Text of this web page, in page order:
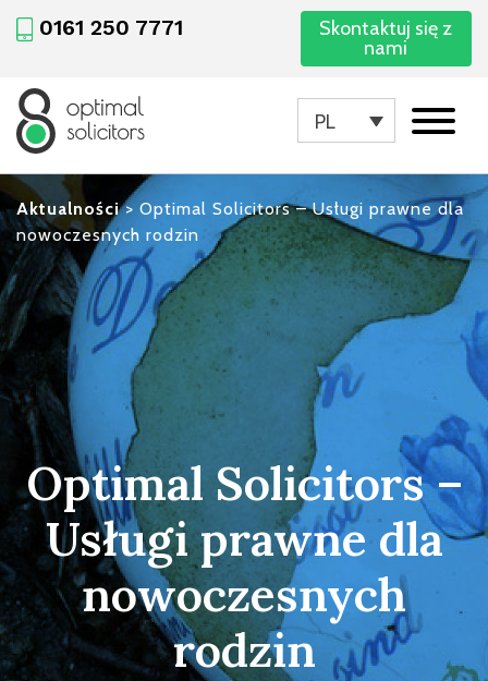
0161 250 7771
Skontaktuj się z
nami
PL
Aktualności> Optimal Solicitors – Usługi prawne dla
nowoczesnych rodzin
Optimal Solicitors –
Usługi prawne dla
nowoczesnych
rodzin